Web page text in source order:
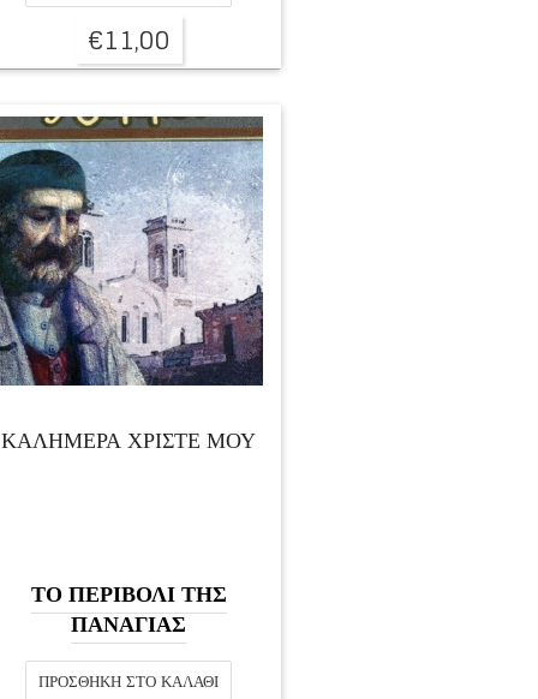
€11,00
ΚΑΛΗΜΕΡΑ ΧΡΙΣΤΕ ΜΟΥ
ΤΟ ΠΕΡΙΒΟΛΙ ΤΗΣ
ΠΑΝΑΓΙΑΣ
ΠΡΟΣΘΉΚΗ ΣΤΟ ΚΑΛΆΘΙ